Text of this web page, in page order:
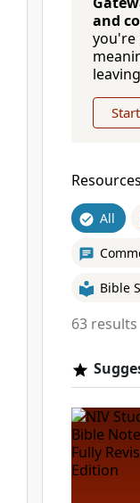
and
you're
All
Bible
63 results